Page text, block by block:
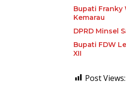
Bupati Franky
Kemarau
DPRD Minsel
Bupati FDW
XII
Post Views: